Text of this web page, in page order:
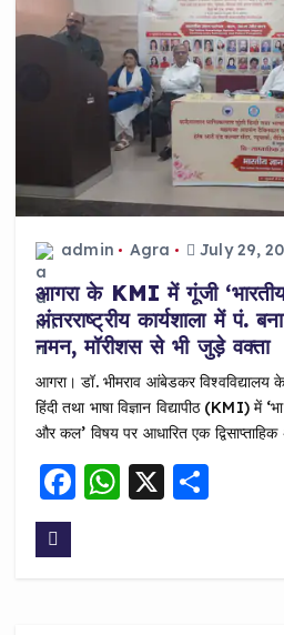
admin Agra July 29,
आगरा के KMI में गूंजी ‘भारतीय
अंतरराष्ट्रीय कार्यशाला में पं.
नमन, मॉरीशस से भी जुड़े वक्ता
आगरा। डॉ. भीमराव आंबेडकर विश्वविद्यालय
हिंदी तथा भाषा विज्ञान विद्यापीठ (KMI) में
और कल’ विषय पर आधारित एक
F WX S